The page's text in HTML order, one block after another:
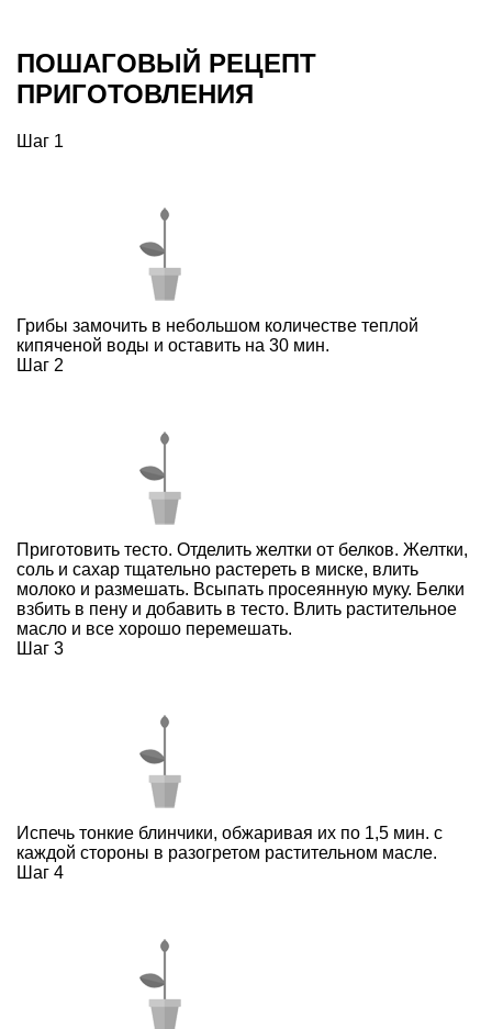
ПОШАГОВЫЙ РЕЦЕПТ
ПРИГОТОВЛЕНИЯ
Шаг 1
Грибы замочить в небольшом количестве теплой
кипяченой воды и оставить на 30 мин.
Шаг 2
Приготовить тесто. Отделить желтки от белков. Желтки,
соль и сахар тщательно растереть в миске, влить
молоко и размешать. Всыпать просеянную муку. Белки
взбить в пену и добавить в тесто. Влить растительное
масло и все хорошо перемешать.
Шаг 3
Испечь тонкие блинчики, обжаривая их по 1,5 мин. с
каждой стороны в разогретом растительном масле.
Шаг 4